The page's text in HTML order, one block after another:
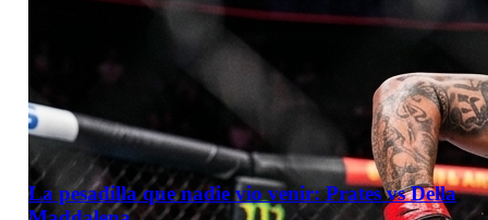
La pesadilla que nadie vio venir: Prates vs Della